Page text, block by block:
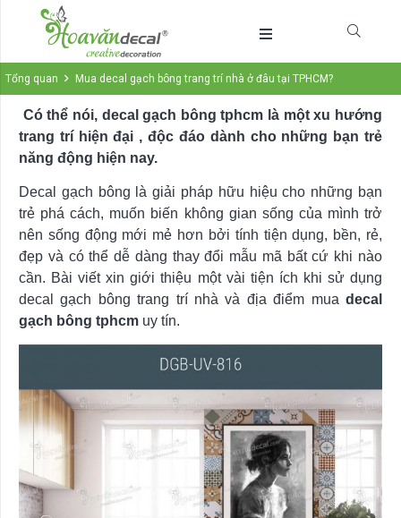
Tổng quan Mua decal gạch bông trang trí nhà ở đâu tại TPHCM?
Có thể nói, decal gạch bông tphcm là một xu hướng
trang trí hiện đại , độc đáo dành cho những bạn trẻ
năng động hiện nay.
Decal gạch bông là giải pháp hữu hiệu cho những bạn
trẻ phá cách, muốn biến không gian sống của mình trở
nên sống động mới mẻ hơn bởi tính tiện dụng, bền, rẻ,
đẹp và có thể dễ dàng thay đổi mẫu mã bất cứ khi nào
cần. Bài viết xin giới thiệu một vài tiện ích khi sử dụng
decal gạch bông trang trí nhà và địa điểm mua decal
gạch bông tphcm uy tín.